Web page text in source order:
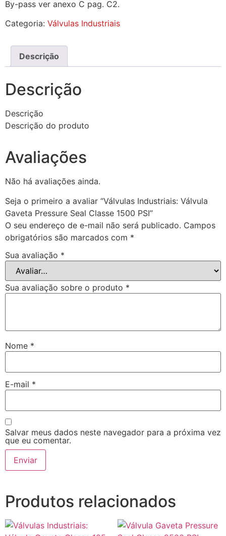
By-pass ver anexo C pag. C2.
Categoria: Válvulas Industriais
Descrição
Descrição
Descrição
Descrição do produto
Avaliações
Não há avaliações ainda.
Seja o primeiro a avaliar “Válvulas Industriais: Válvula
Gaveta Pressure Seal Classe 1500 PSI”
O seu endereço de e-mail não será publicado. Campos
obrigatórios são marcados com *
Sua avaliação *
Sua avaliação sobre o produto *
Nome *
E-mail *
Salvar meus dados neste navegador para a próxima vez
que eu comentar.
Produtos relacionados